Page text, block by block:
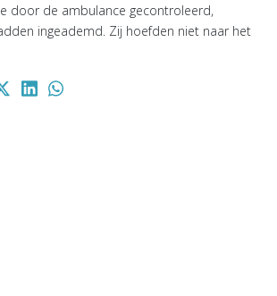
door de ambulance gecontroleerd,
ingeademd. Zij hoefden niet naar het